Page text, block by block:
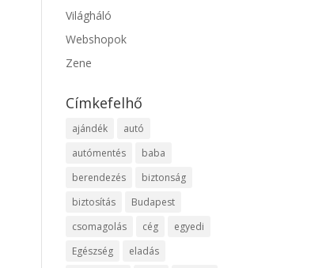
Világháló
Webshopok
Zene
Címkefelhő
ajándék
autó
autómentés
baba
berendezés
biztonság
biztosítás
Budapest
csomagolás
cég
egyedi
Egészség
eladás